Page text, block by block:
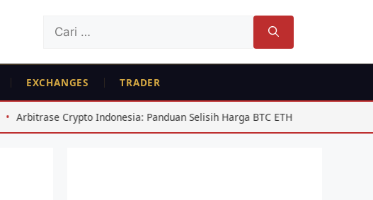
Cari
EXCHANGES TRADER
Crypto Indonesia: Panduan Selisih Harga BTC ETH